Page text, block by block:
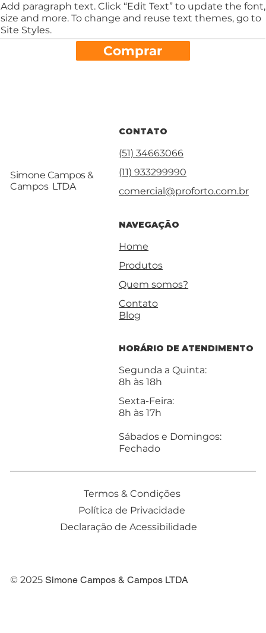
Add paragraph text. Click “Edit Text” to update the font,
size and more. To change and reuse text themes, go to
Site Styles.
Comprar
Simone Campos &
Campos LTDA
CONTATO
(51) 34663066
(11) 933299990
comercial@proforto.com.br
NAVEGAÇÃO
Home
Produtos
Quem somos?
Contato
Blog
HORÁRIO DE ATENDIMENTO
Segunda a Quinta:
8h às 18h
Sexta-Feira:
8h às 17h
Sábados e Domingos:
Fechado
Termos & Condições
Política de Privacidade
Declaração de Acessibilidade
© 2025Simone Campos & Campos LTDA